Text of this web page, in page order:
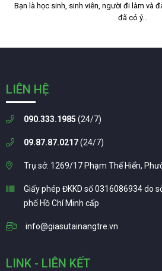
Bạn là học sinh, sinh viên, người đi làm và
đã có ý…
LIÊN HỆ
090.333.1985 (24/7)
09.87.87.0217(24/7)
Trụ sở: 1269/17 Phạm Thế Hiển,
Giấy phép ĐKKD số 0316086934 do
phố Hồ Chí Minh cấp
info@giasutainangtre.vn
LINK - LIÊN KẾT